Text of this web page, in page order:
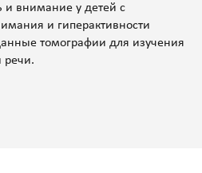
внимание у детей с
и гиперактивности
томографии для изучения
речи.